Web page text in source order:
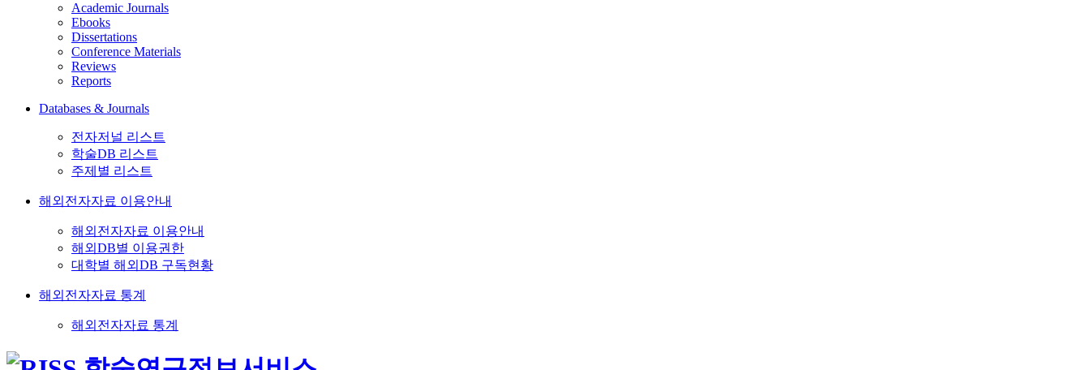
Academic Journals
Ebooks
Dissertations
Conference Materials
Reviews
Reports
Databases & Journals
전자저널 리스트
학술DB 리스트
주제별 리스트
해외전자자료 이용안내
해외전자자료 이용안내
해외DB별 이용권한
대학별 해외DB 구독현황
해외전자자료 통계
해외전자자료 통계